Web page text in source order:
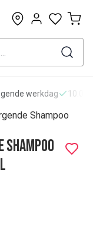
0
werkdag
Shampoo